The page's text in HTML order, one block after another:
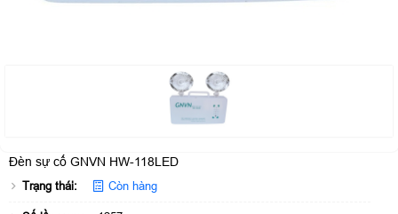
Đèn sự cố GNVN HW-118LED
Trạng thái: Còn hàng